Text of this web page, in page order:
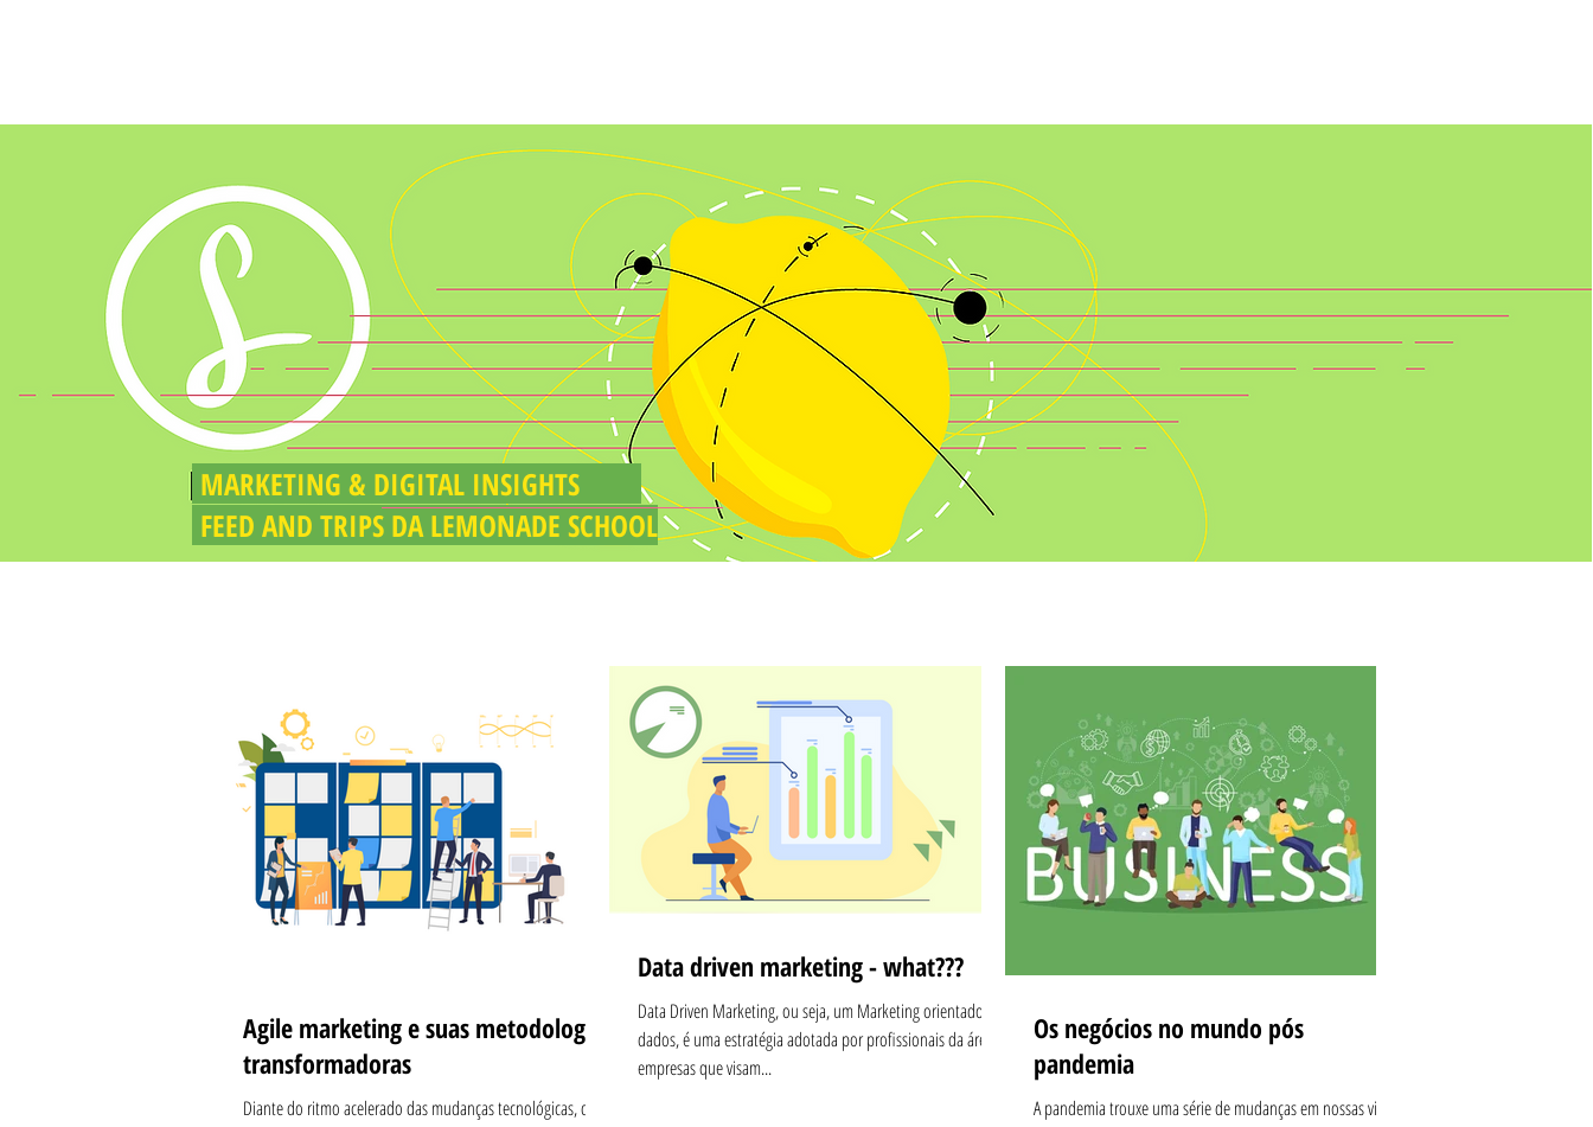
MARKETING & DIGITAL INSIGHTS
FEED AND TRIPS DA LEMONADE SCHOOL
Agile marketing e suas metodologias
transformadoras
Diante do ritmo acelerado das mudanças tecnológicas, da
Data driven marketing - what???
Data Driven Marketing, ou seja, um Marketing orientado a
dados, é uma estratégia adotada por profissionais da área e
empresas que visam...
Os negócios no mundo pós
pandemia
A pandemia trouxe uma série de mudanças em nossas vidas.